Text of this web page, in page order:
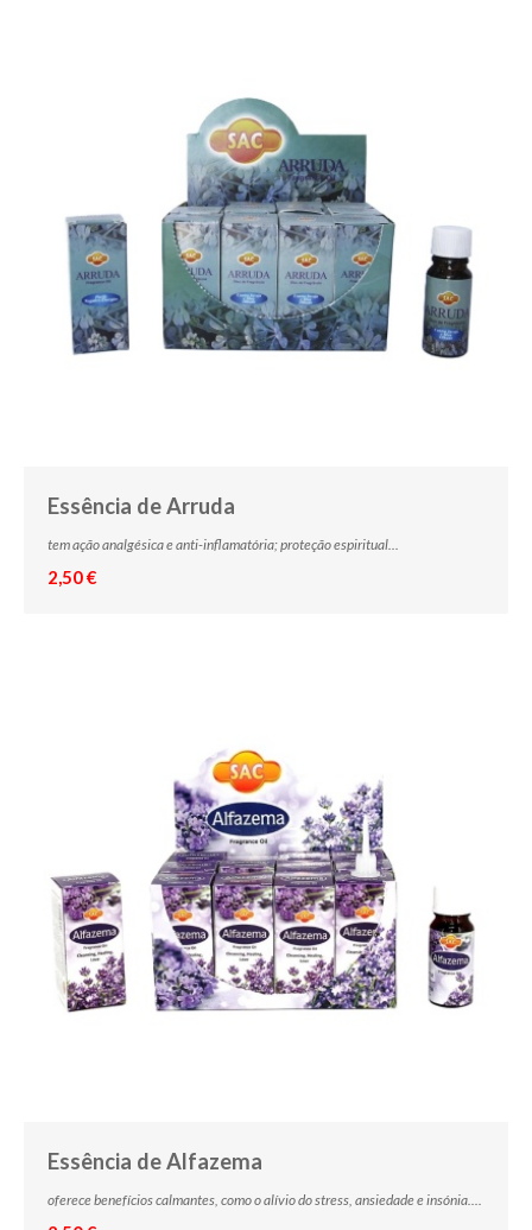
Essência de Arruda
tem ação analgésica e anti-inflamatória; proteção espiritual...
2,50 €
Essência de Alfazema
oferece benefícios calmantes, como o alívio do stress, ansiedade e insónia....